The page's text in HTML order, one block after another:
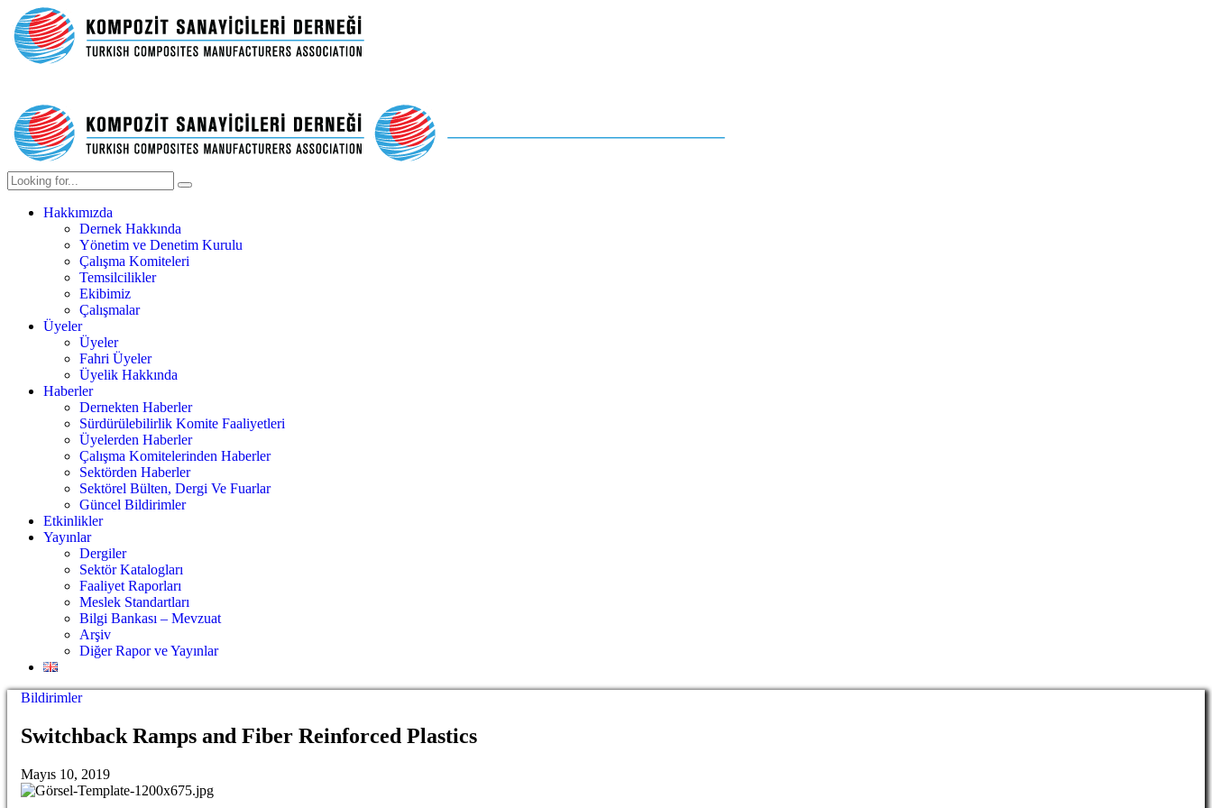
Hakkımızda
Dernek Hakkında
Yönetim ve Denetim Kurulu
Çalışma Komiteleri
Temsilcilikler
Ekibimiz
Çalışmalar
Üyeler
Üyeler
Fahri Üyeler
Üyelik Hakkında
Haberler
Dernekten Haberler
Sürdürülebilirlik Komite Faaliyetleri
Üyelerden Haberler
Çalışma Komitelerinden Haberler
Sektörden Haberler
Sektörel Bülten, Dergi Ve Fuarlar
Güncel Bildirimler
Etkinlikler
Yayınlar
Dergiler
Sektör Katalogları
Faaliyet Raporları
Meslek Standartları
Bilgi Bankası – Mevzuat
Arşiv
Diğer Rapor ve Yayınlar
Bildirimler
Switchback Ramps and Fiber Reinforced Plastics
Mayıs 10, 2019